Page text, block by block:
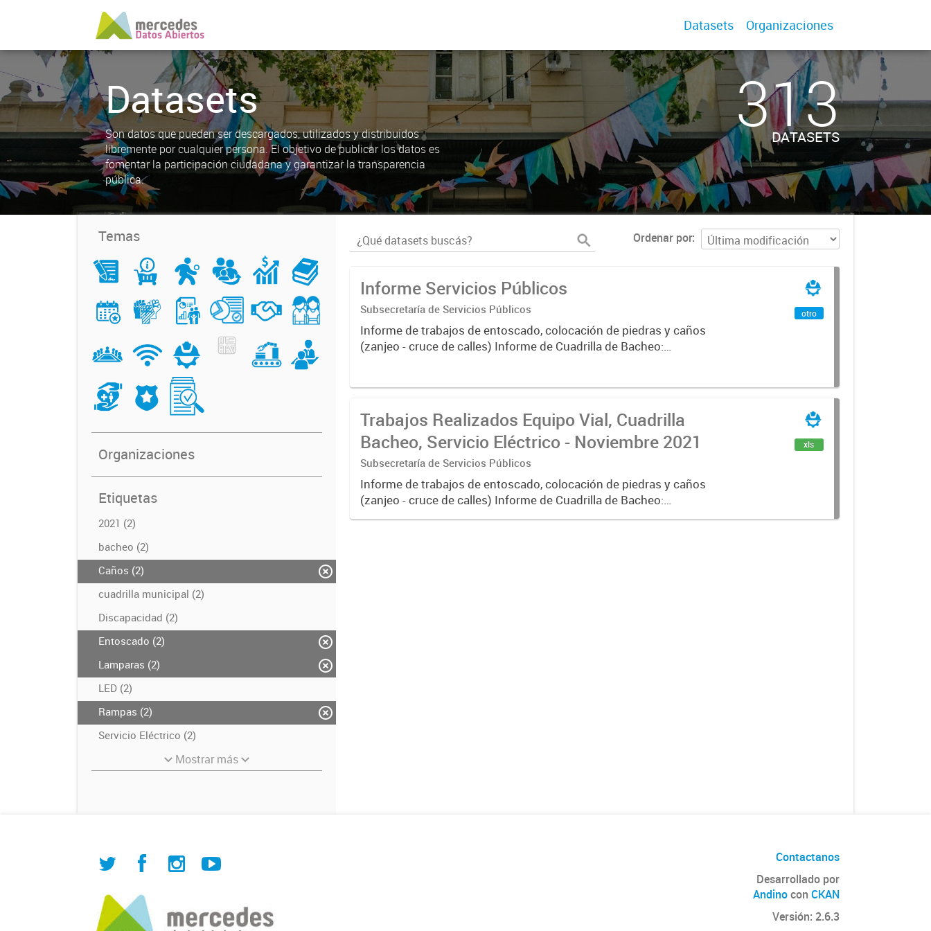
Datasets Organizaciones
Datasets
Son datos que pueden ser descargados, utilizados y distribuidos
libremente por cualquier persona. El objetivo de publicar los datos es
fomentar la participación ciudadana y garantizar la transparencia
pública.
313
DATASETS
Temas
Organizaciones
Etiquetas
2021 (2)
bacheo (2)
Caños (2)
cuadrilla municipal (2)
Discapacidad (2)
Entoscado (2)
Lamparas (2)
LED (2)
Rampas (2)
Servicio Eléctrico (2)
Mostrar más
Ordenar por
Informe Servicios Públicos
Subsecretaría de Servicios Públicos
Informe de trabajos de entoscado, colocación de piedras y caños
(zanjeo - cruce de calles) Informe de Cuadrilla de Bacheo:
otro
Trabajos Realizados Equipo Vial, Cuadrilla
Bacheo, Servicio Eléctrico - Noviembre 2021
Subsecretaría de Servicios Públicos
Informe de trabajos de entoscado, colocación de piedras y caños
(zanjeo - cruce de calles) Informe de Cuadrilla de Bacheo:
albañilería y construcción, colocación de tapa registro,
xls
Contactanos
Desarrollado por
Andinocon CKAN
Versión: 2.6.3